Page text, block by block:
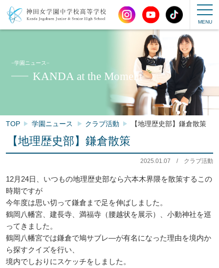
−学園ニュース−
KANDA at the Moment
TOP 学園ニュース クラブ活動 【地理歴史部】鎌倉散策
【地理歴史部】鎌倉散策
2025.01.07 / クラブ活動
12月24日、いつもの地理歴史部なら六本木界隈を散策するこの
時期ですが
今年度は思い切って鎌倉まで足を伸ばしました。
鶴岡八幡宮、建長寺、満福寺（腰越状を展示）、小動神社を巡
ってきました。
鶴岡八幡宮では鎌倉で鳩サブレ―が有名になった理由を境内か
ら探すクイズを行い、
境内でしおりにスケッチをしました。